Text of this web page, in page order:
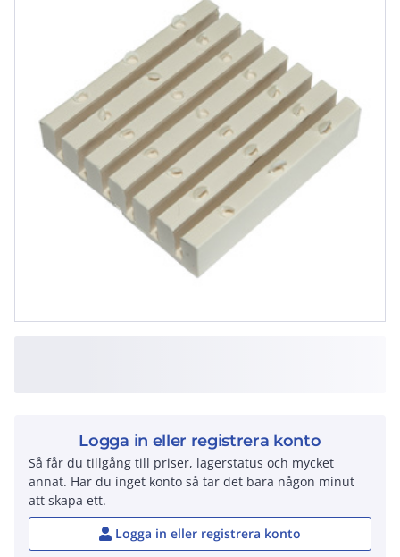
Logga in eller registrera konto
Så får du tillgång till priser, lagerstatus och mycket
annat. Har du inget konto så tar det bara någon minut
att skapa ett.
Logga in eller registrera konto